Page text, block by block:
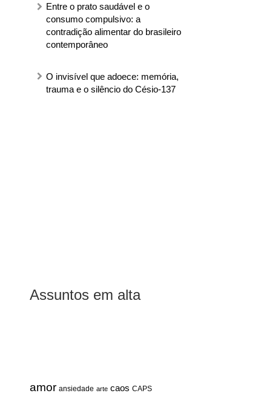
Entre o prato saudável e o
consumo compulsivo: a
contradição alimentar do brasileiro
contemporâneo
O invisível que adoece: memória,
trauma e o silêncio do Césio-137
Assuntos em alta
amor ansiedade arte caos CAPS